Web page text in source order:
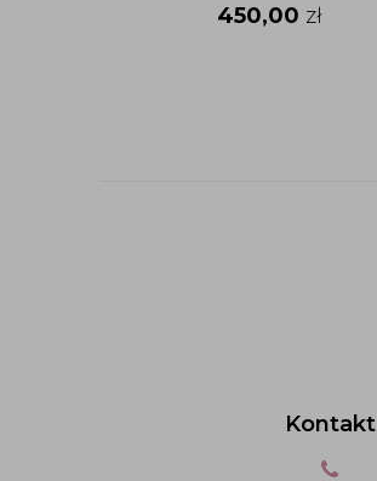
450,00 zł
Kontakt